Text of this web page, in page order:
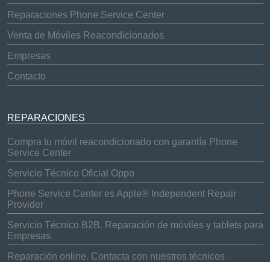
Reparaciones Phone Service Center
Venta de Móviles Reacondicionados
Empresas
Contacto
REPARACIONES
Compra tu móvil reacondicionado con garantía Phone
Service Center
Servicio Técnico Oficial Oppo
Phone Service Center es Apple® Independent Repair
Provider
Servicio Técnico B2B. Reparación de móviles y tablets para
Empresas.
Reparación online. Contacta con nuestros técnicos